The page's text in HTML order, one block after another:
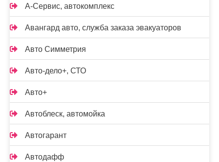
А-Сервис, автокомплекс
Авангард авто, служба заказа эвакуаторов
Авто Симметрия
Авто-дело+, СТО
Авто+
Автоблеск, автомойка
Автогарант
Автодафф